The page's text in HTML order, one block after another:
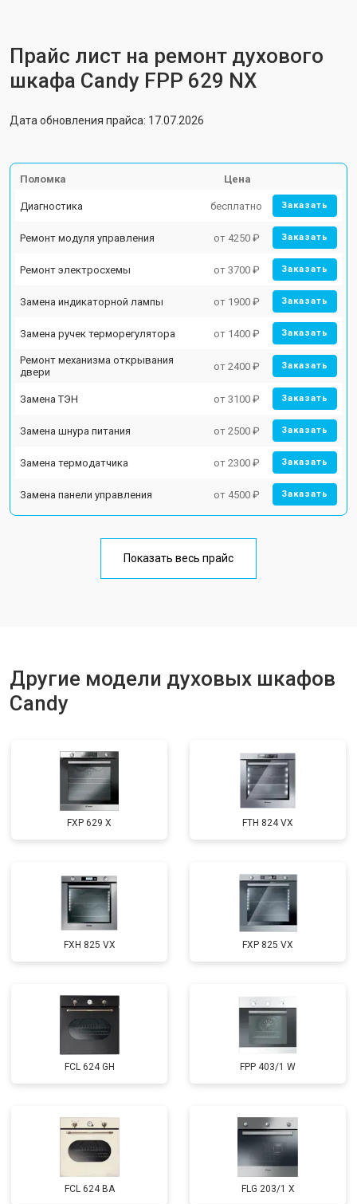
Прайс лист на ремонт духового
шкафа Candy FPP 629 NX
Дата обновления прайса: 17.07.2026
Поломка Цена
Диагностика бесплатно Заказать
Ремонт модуля управления от 4250 ₽ Заказать
Ремонт электросхемы от 3700 ₽ Заказать
Замена индикаторной лампы от 1900 ₽ Заказать
Замена ручек терморегулятора от 1400 ₽ Заказать
Ремонт механизма открывания
двери
от 2400 ₽ Заказать
Замена ТЭН от 3100 ₽ Заказать
Замена шнура питания от 2500 ₽ Заказать
Замена термодатчика от 2300 ₽ Заказать
Замена панели управления от 4500 ₽ Заказать
Показать весь прайс
Другие модели духовых шкафов
Candy
FXP 629 X FTH 824 VX
FXH 825 VX FXP 825 VX
FCL 624 GH FPP 403/1 W
FCL 624 BA FLG 203/1 X